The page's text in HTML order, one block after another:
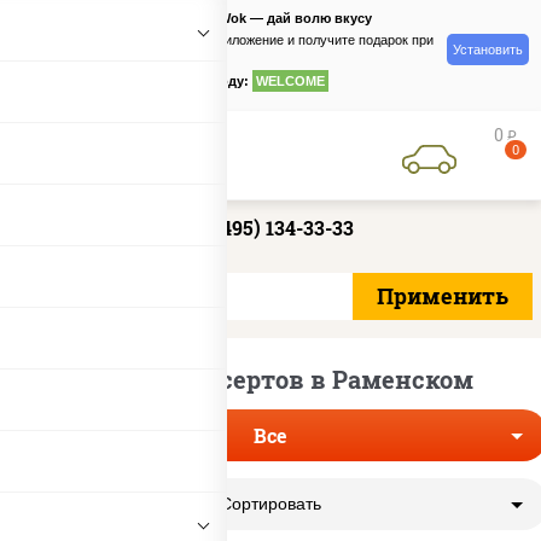
PizzaSushiWok — дай волю вкусу
Скачайте приложение и получите подарок при
по промокоду: WELCOME
Установить
0 руб
0
+7 (495) 134-33-33
Доставка десертов в Раменском
Все
Сортировать